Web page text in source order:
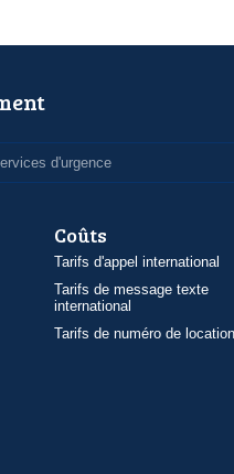
d'urgence
Coûts
Tarifs d'appel international
Tarifs de message texte
international
Tarifs de numéro de location